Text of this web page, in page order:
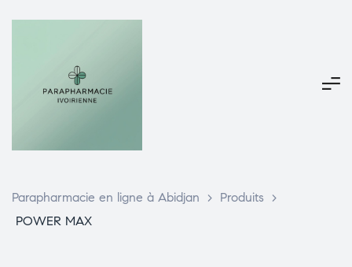
Parapharmacie en ligne à Abidjan > Produits
>
POWER MAX